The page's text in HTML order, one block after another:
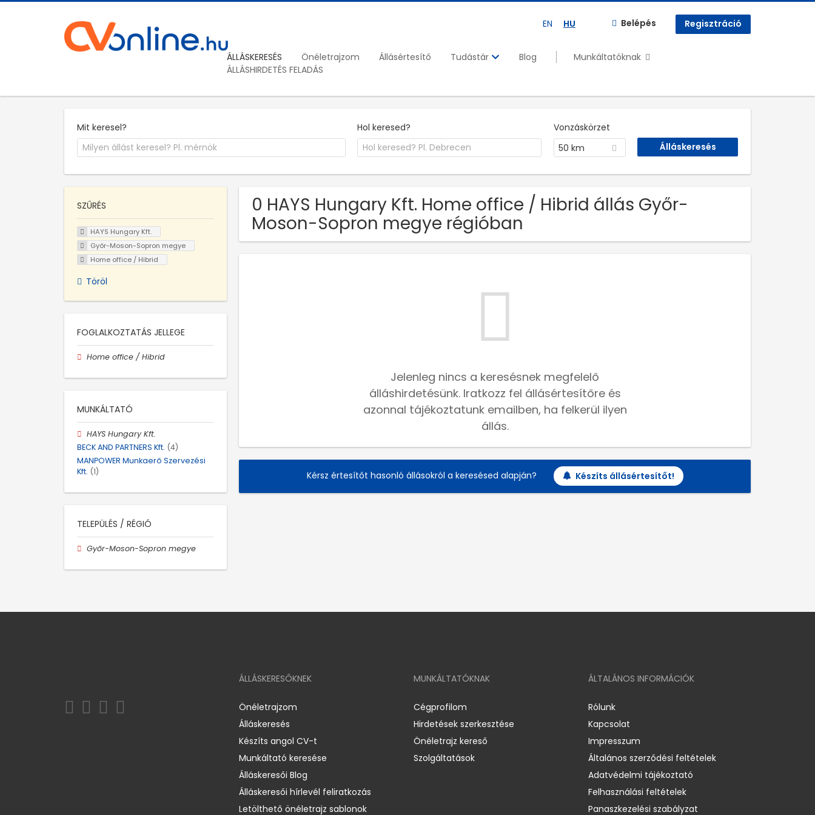
EN HU Belépés Regisztráció
ÁLLÁSKERESÉS Önéletrajzom Állásértesítő Tudástár Blog
Munkáltatóknak
ÁLLÁSHIRDETÉS FELADÁS
Mit keresel? Hol keresed?
Vonzáskörzet
50 km
0 HAYS Hungary Kft. Home office / Hibrid állás Győr-
Moson-Sopron megye régióban
Jelenleg nincs a keresésnek megfelelő
álláshirdetésünk. Iratkozz fel állásértesítőre és
azonnal tájékoztatunk emailben, ha felkerül ilyen
állás.
Kérsz értesítőt hasonló állásokról a keresésed alapján? Készíts állásértesítőt!
SZŰRÉS
HAYS Hungary Kft.
Győr-Moson-Sopron megye
Home office / Hibrid
Töröl
FOGLALKOZTATÁS JELLEGE
Home office / Hibrid
MUNKÁLTATÓ
HAYS Hungary Kft.
BECK AND PARTNERS Kft. (4)
MANPOWER Munkaerő Szervezési
Kft. (1)
TELEPÜLÉS / RÉGIÓ
Győr-Moson-Sopron megye
ÁLLÁSKERESŐKNEK
Önéletrajzom
Álláskeresés
Készíts angol CV-t
Munkáltató keresése
Álláskeresői Blog
Álláskeresői hírlevél feliratkozás
Letölthető önéletrajz sablonok
MUNKÁLTATÓKNAK
Cégprofilom
Hirdetések szerkesztése
Önéletrajz kereső
Szolgáltatások
ÁLTALÁNOS INFORMÁCIÓK
Rólunk
Kapcsolat
Impresszum
Általános szerződési feltételek
Adatvédelmi tájékoztató
Felhasználási feltételek
Panaszkezelési szabályzat